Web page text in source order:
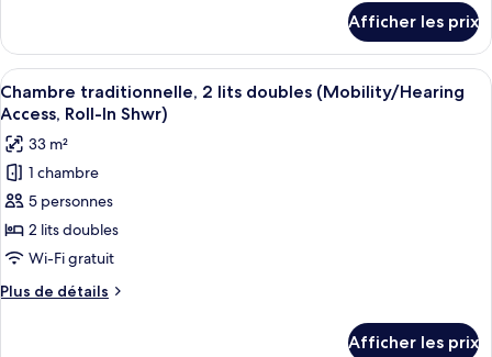
2
lits
doubles
(Mobility/Hearing
Accessible,
Tub)
Chambre
traditionnelle,
2
lits
doubles
(Mobility/Hearing
Accessible,
Tub)
Afficher les prix
Afficher
toutes
les
photos
pour
ce
type
de
chambre :
Chambre
Une chambre d’hôtel avec deux
6
Chambre traditionnelle, 2 lits doubles (Mobility/Hearing
Access, Roll-In Shwr)
33 m²
1 chambre
5 personnes
2 lits doubles
Wi-Fi gratuit
Plus de détails
Plus
Afficher les prix